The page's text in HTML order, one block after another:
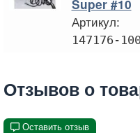
Super #10
Артикул:
147176-
Отзывов о
Оставить отзыв